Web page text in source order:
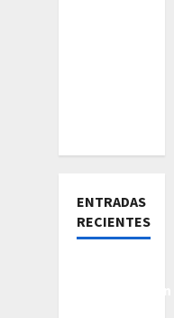
ENTRADAS
RECIENTES